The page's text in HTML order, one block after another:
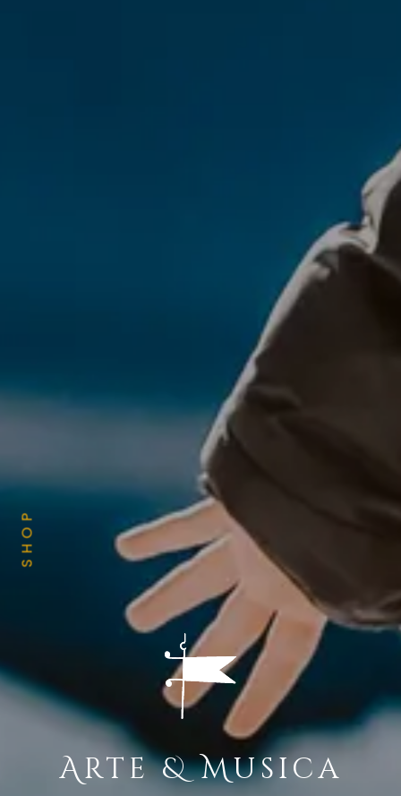
Arte & Musica
SHOP